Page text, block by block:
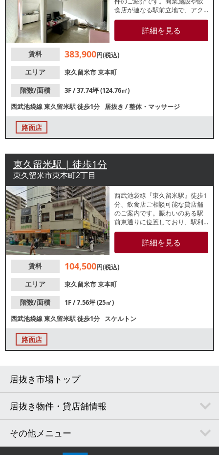
食店が連なる駅前立地で、アク
セス良好のためリピーター獲得
が期待できます。クリニックや
サロンなどにもおすすめ！飲食
件等、お気軽にお問合せくださ
詳細を見る
賃料 383,900円(税込)
エリア
東久留米市東本町
階数/面積
3F / 37.74坪 (124.76㎡)
西武池袋線東久留米駅徒歩1分 居抜き /整体・マッサージ
路面店
東久留米駅 | 徒歩1分
東久留米市東本町2丁目
西武池袋線『東久留米駅』徒歩1
分、飲食店ご相談可能な貸店舗
のご案内です。賑わいのある駅
前東通りに位置しており、駅利
用者を中心とした集客が期待で
きます。1階同フロアは精肉販売
店と八百屋が営業しており、魚
ト店に適しています。詳細はレ
ください。
詳細を見る
賃料 104,500円(税込)
エリア
東久留米市東本町
階数/面積
1F / 7.56坪 (25㎡)
西武池袋線東久留米駅徒歩1分 スケルトン
路面店
居抜き市場トップ
居抜き物件・貸店舗情報
その他メニュー